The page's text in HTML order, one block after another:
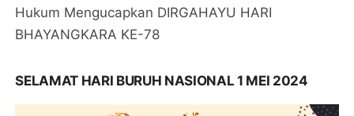
Hukum Mengucapkan DIRGAHAYU HARI
BHAYANGKARA KE-78
SELAMAT HARI BURUH NASIONAL 1 MEI 2024